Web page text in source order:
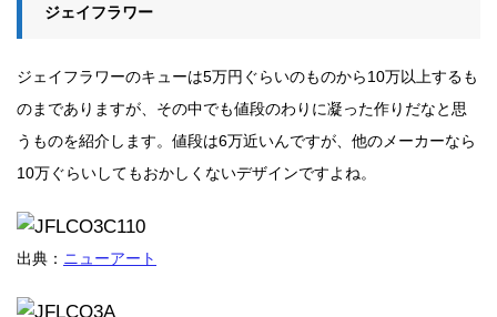
ジェイフラワー
ジェイフラワーのキューは5万円ぐらいのものから10万以上するも
のまでありますが、その中でも値段のわりに凝った作りだなと思
うものを紹介します。値段は6万近いんですが、他のメーカーなら
10万ぐらいしてもおかしくないデザインですよね。
出典： ニューアート